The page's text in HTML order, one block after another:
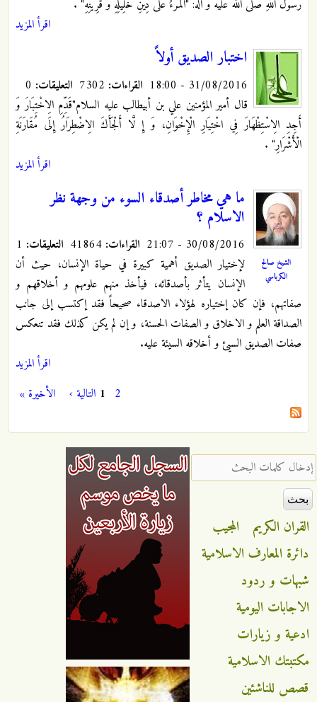
رَسُولُ اللَّهِ صلى الله عليه و آله: "الْمَرْءُ عَلَى دِينِ‏ خَلِيلِهِ‏ وَ قَرِينِهِ" .
اقرأ المزيد
اختبار الصديق أولاً
31/08/2016 - 18:00 القراءات: التعليقات:
قال أمير المؤمنين علي بن أبي‏طالب عليه السلام"قَدِّمِ الِاخْتِبَارَ وَ
أَجِدِ الِاسْتِظْهَارَ فِي اخْتِيَارِ الْإِخْوَانِ،‏ وَ إِ لَّا أَلْجَأَكَ الِاضْطِرَارُ إِلَى مُقَارَنَةِ
الْأَشْرَارِ" .
اقرأ المزيد
الشيخ صالح
الكرباسي
ما هي مخاطر أصدقاء السوء من وجهة نظر
الاسلام ؟
30/08/2016 - 21:07 القراءات: التعليقات:
لإختيار الصديق أهمية كبيرة في حياة الإنسان، حيث أن
الإنسان يتأثر بأصدقائه، فيأخذ منهم علومهم و أخلاقهم و
صفاتهم، فإن كان إختياره لهؤلاء الاصدقاء صحيحاً فقد إكتسب إلى جانب
الصداقة العلم و الاخلاق و الصفات الحسنة، و إن لم يكن كذلك فقد تنعكس
صفات الصديق السيئ و أخلاقه السيئة عليه.
اقرأ المزيد
الصفحات 1 2 التالية › الأخيرة »
‏إدخال كلمات البحث ‏
القران الكريم
المجيب
دائرة المعارف الاسلامية
شبهات و ردود
الاجابات اليومية
ادعية و زيارات
مكتبتك الاسلامية
قصص للناشئين